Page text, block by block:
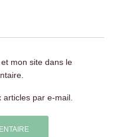
mon site dans le
par e-mail.